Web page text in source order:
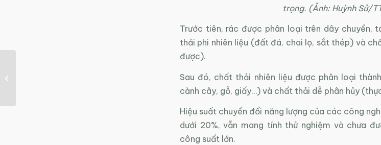
trọng. (Ảnh: Huỳnh Sử/
Trước tiên, rác được phân loại trên dây chuyền,
thải phi nhiên liệu (đất đá, chai lọ, sắt thép) và
được).
Sau đó, chất thải nhiên liệu được phân loại
cành cây, gỗ, giấy…) và chất thải dễ phân hủy
Hiệu suất chuyển đổi năng lượng của các công
dưới 20%, vẫn mang tính thử nghiệm và chưa
công suất lớn.